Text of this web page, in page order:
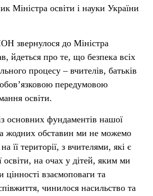
Міністра освіти і науки України
звернулося до Міністра
йдеться про те, що безпека всіх
процесу – вчителів, батьків
передумовою
освіти.
основних фундаментів нашої
жодних обставин ми не можемо
її території, з вчителями, які є
освіти, на очах у дітей, яким ми
цінності взаємоповаги та
чинилося насильство та